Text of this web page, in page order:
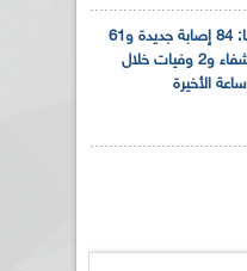
كورونا: 84 إصابة جديدة و61
حالة شفاء و2 وفيات خلال